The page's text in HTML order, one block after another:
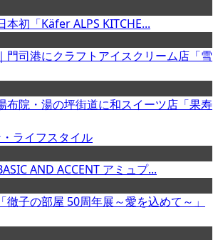
本初「Käfer ALPS KITCHE...
門司港にクラフトアイスクリーム店「雪
布院・湯の坪街道に和スイーツ店「果寿
ライフスタイル
AND ACCENT アミュプ...
徹子の部屋 50周年展～愛を込めて～」